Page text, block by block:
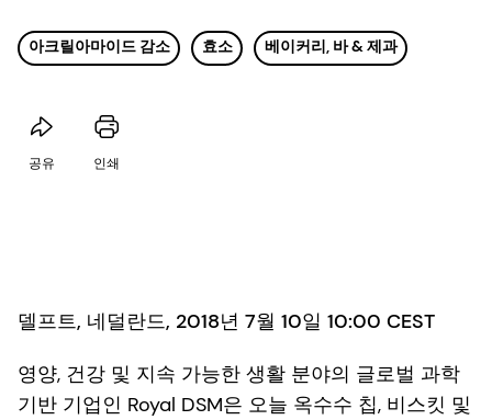
아크릴아마이드 감소 효소 베이커리, 바 & 제과
공유 인쇄
델프트, 네덜란드, 2018년 7월 10일 10:00 CEST
영양, 건강 및 지속 가능한 생활 분야의 글로벌 과학
기반 기업인 Royal DSM은 오늘 옥수수 칩, 비스킷 및